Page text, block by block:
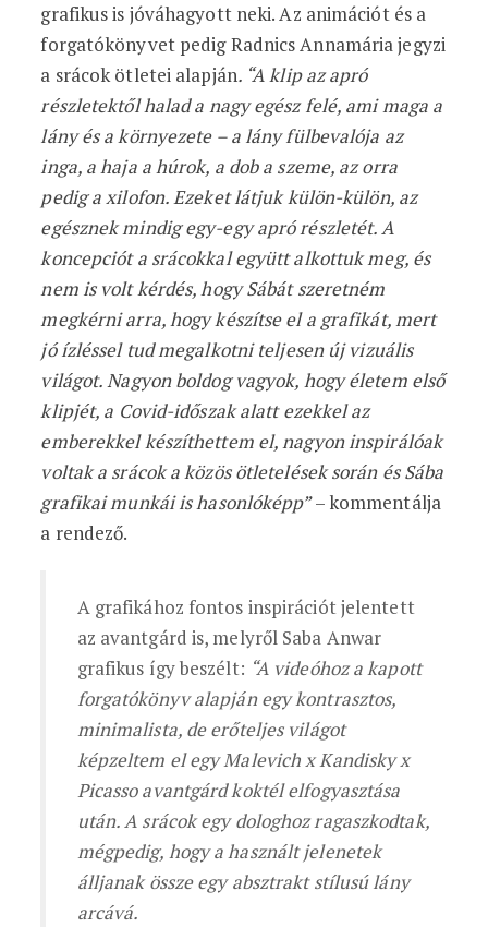
grafikus is jóváhagyott neki. Az animációt és a
forgatókönyvet pedig Radnics Annamária jegyzi
a srácok ötletei alapján. “A klip az apró
részletektől halad a nagy egész felé, ami maga a
lány és a környezete – a lány fülbevalója az
inga, a haja a húrok, a dob a szeme, az orra
pedig a xilofon. Ezeket látjuk külön-külön, az
egésznek mindig egy-egy apró részletét. A
koncepciót a srácokkal együtt alkottuk meg, és
nem is volt kérdés, hogy Sábát szeretném
megkérni arra, hogy készítse el a grafikát, mert
jó ízléssel tud megalkotni teljesen új vizuális
világot. Nagyon boldog vagyok, hogy életem első
klipjét, a Covid-időszak alatt ezekkel az
emberekkel készíthettem el, nagyon inspirálóak
voltak a srácok a közös ötletelések során és Sába
grafikai munkái is hasonlóképp”– kommentálja
a rendező.
A grafikához fontos inspirációt jelentett
az avantgárd is, melyről Saba Anwar
grafikus így beszélt: “A videóhoz a kapott
forgatókönyv alapján egy kontrasztos,
minimalista, de erőteljes világot
képzeltem el egy Malevich x Kandisky x
Picasso avantgárd koktél elfogyasztása
után. A srácok egy dologhoz ragaszkodtak,
mégpedig, hogy a használt jelenetek
álljanak össze egy absztrakt stílusú lány
arcává.